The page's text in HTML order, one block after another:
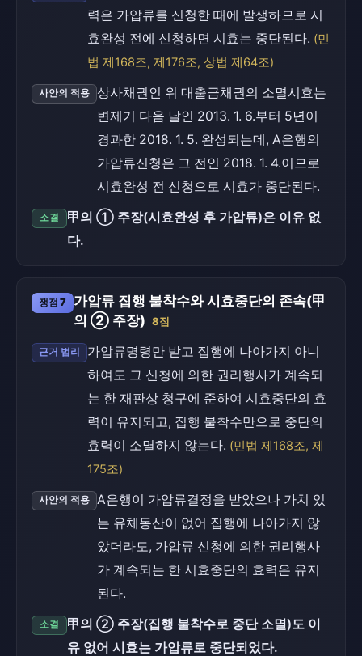
력은 가압류를 신청한 때에 발생하므로 시
효완성 전에 신청하면 시효는 중단된다. (민
법 제168조, 제176조, 상법 제64조)
사안의 적용
상사채권인 위 대출금채권의 소멸시효는
변제기 다음 날인 2013. 1. 6.부터 5년이
경과한 2018. 1. 5. 완성되는데, A은행의
가압류신청은 그 전인 2018. 1. 4.이므로
시효완성 전 신청으로 시효가 중단된다.
소결
甲의 ① 주장(시효완성 후 가압류)은 이유 없
다.
쟁점 7
가압류 집행 불착수와 시효중단의 존속(甲
의 ② 주장) 8점
근거 법리
가압류명령만 받고 집행에 나아가지 아니
하여도 그 신청에 의한 권리행사가 계속되
는 한 재판상 청구에 준하여 시효중단의 효
력이 유지되고, 집행 불착수만으로 중단의
효력이 소멸하지 않는다. (민법 제168조, 제
175조)
사안의 적용
A은행이 가압류결정을 받았으나 가치 있
는 유체동산이 없어 집행에 나아가지 않
았더라도, 가압류 신청에 의한 권리행사
가 계속되는 한 시효중단의 효력은 유지
된다.
소결
甲의 ② 주장(집행 불착수로 중단 소멸)도 이
유 없어 시효는 가압류로 중단되었다.